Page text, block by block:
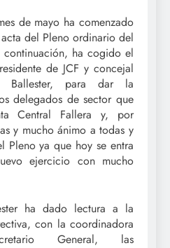
de mayo ha comenzado
del Pleno ordinario del
ha cogido el
de JCF y concejal
Ballester, para dar la
delegados de sector que
Central Fallera y, por
y mucho ánimo a todas y
Pleno ya que hoy se entra
ejercicio con mucho
ha dado lectura a la
con la coordinadora
General, las